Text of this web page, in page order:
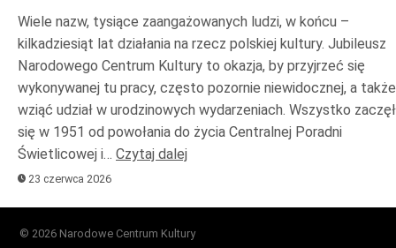
Wiele nazw, tysiące zaangażowanych ludzi, w końcu –
kilkadziesiąt lat działania na rzecz polskiej kultury. Jubileusz
Narodowego Centrum Kultury to okazja, by przyjrzeć się
wykonywanej tu pracy, często pozornie niewidocznej, a także
wziąć udział w urodzinowych wydarzeniach. Wszystko
się w 1951 od powołania do życia Centralnej Poradni
Świetlicowej i… Czytaj dalej
23 czerwca 2026
© 2026 Narodowe Centrum Kultury